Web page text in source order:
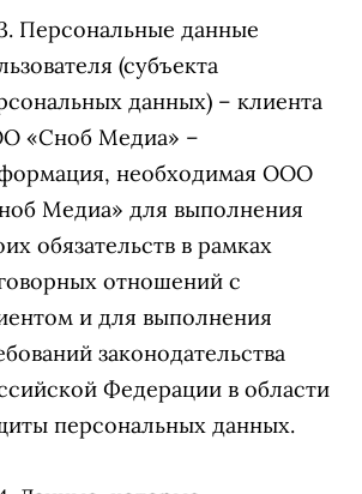
Персональные данные
(субъекта
данных) – клиента
«Сноб Медиа» –
необходимая ООО
Медиа» для выполнения
обязательств в рамках
отношений с
и для выполнения
законодательства
Федерации в области
персональных данных.